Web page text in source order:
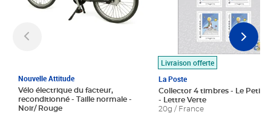
Nouvelle Attitude
Vélo électrique du facteur,
reconditionné - Taille normale -
Noir/ Rouge
Livraison offerte
La Poste
Collector 4 timbres - Le Petit
- Lettre Verte
20g / France